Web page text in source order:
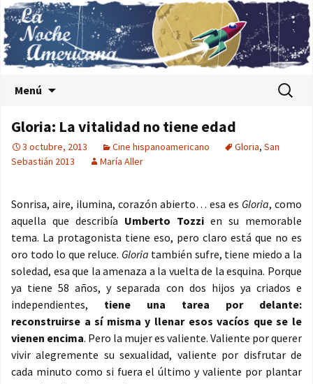
Menú Buscar:
Gloria: La vitalidad no tiene edad
3 octubre, 2013 Cine hispanoamericano Gloria, San
Sebastián 2013
María Aller
Sonrisa, aire, ilumina, corazón abierto… esa es Gloria, como
aquella que describía Umberto Tozzi en su memorable
tema. La protagonista tiene eso, pero claro está que no es
oro todo lo que reluce. Gloria también sufre, tiene miedo a la
soledad, esa que la amenaza a la vuelta de la esquina. Porque
ya tiene 58 años, y separada con dos hijos ya criados e
independientes, tiene una tarea por delante:
reconstruirse a sí misma y llenar esos vacíos que se le
vienen encima. Pero la mujer es valiente. Valiente por querer
vivir alegremente su sexualidad, valiente por disfrutar de
cada minuto como si fuera el último y valiente por plantar